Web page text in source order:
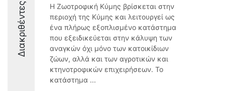
Διακριθέντες
Η Ζωοτροφική Κύμης βρίσκεται στην
περιοχή της Κύμης και λειτουργεί ως
ένα πλήρως εξοπλισμένο κατάστημα
που εξειδικεύεται στην κάλυψη των
αναγκών όχι μόνο των κατοικίδιων
ζώων, αλλά και των αγροτικών και
κτηνοτροφικών επιχειρήσεων. Το
κατάστημα ...